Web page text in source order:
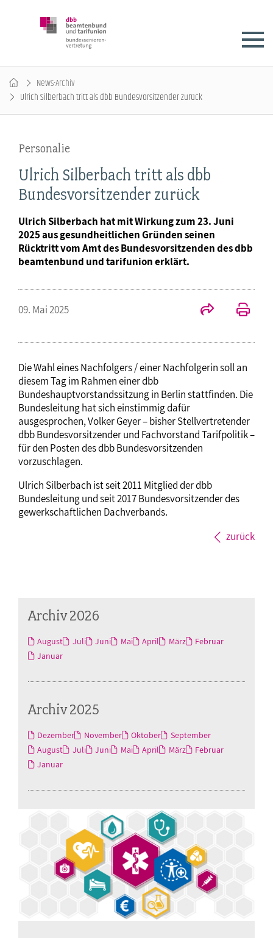
News-Archiv
Ulrich Silberbach tritt als dbb Bundesvorsitzender zurück
Personalie
Ulrich Silberbach tritt als dbb
Bundesvorsitzender zurück
Ulrich Silberbach hat mit Wirkung zum 23. Juni
2025 aus gesundheitlichen Gründen seinen
Rücktritt vom Amt des Bundesvorsitzenden des dbb
beamtenbund und tarifunion erklärt.
09. Mai 2025
Die Wahl eines Nachfolgers / einer Nachfolgerin soll an
diesem Tag im Rahmen einer dbb
Bundeshauptvorstandssitzung in Berlin stattfinden. Die
Bundesleitung hat sich einstimmig dafür
ausgesprochen, Volker Geyer – bisher Stellvertretender
dbb Bundesvorsitzender und Fachvorstand Tarifpolitik –
für den Posten des dbb Bundesvorsitzenden
vorzuschlagen.
Ulrich Silberbach ist seit 2011 Mitglied der dbb
Bundesleitung und seit 2017 Bundesvorsitzender des
gewerkschaftlichen Dachverbands.
zurück
Archiv 2026
August Juli Juni Mai April März
Februar
Januar
Archiv 2025
Dezember November Oktober
September
August
Juli Juni Mai April März
Februar
Januar